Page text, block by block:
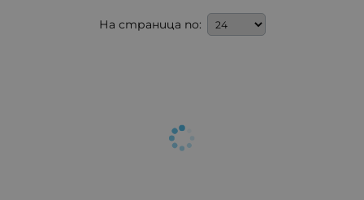
На страница по: